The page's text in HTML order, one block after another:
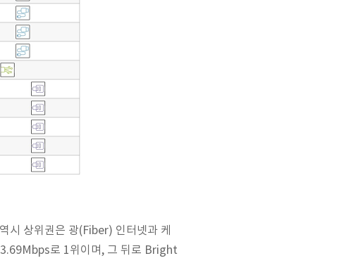
시 상위권은 광(Fiber) 인터넷과 케
로 1위이며, 그 뒤로 Bright